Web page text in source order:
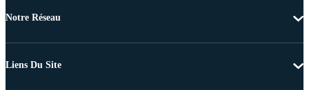
Notre Réseau
Liens Du Site